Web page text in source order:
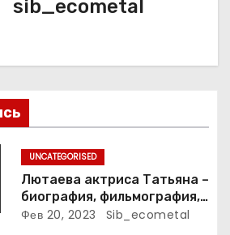
sib_ecometal
UNCATEGORISED
Лютаева актриса Татьяна –
биография, фильмография,
достижения
Фев 20, 2023 Sib_ecometal